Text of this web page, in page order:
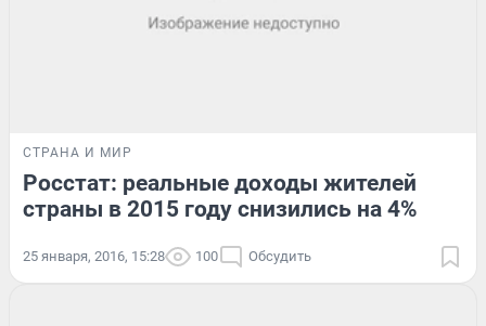
СТРАНА И МИР
Росстат: реальные доходы жителей
страны в 2015 году снизились на 4%
25 января, 2016, 15:28 100 Обсудить